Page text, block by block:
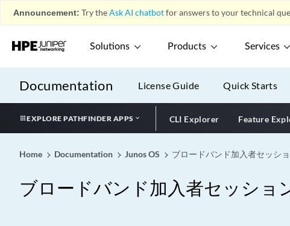
Announcement: Try theAsk AI chatbotfor answers to your technical
Solutions Products Services
Documentation License Guide Quick Starts
EXPLORE PATHFINDER APPS CLI Explorer Feature
Home Documentation Junos OS ブロードバンド加入者セッシ
ブロードバンド加入者セッショ